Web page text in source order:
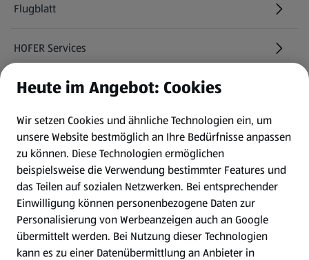
Flugblatt
HOFER Services
Newsletter
WhatsApp
Gewinnspiele
Mein HOFER. Meine Einkäufe.
Meine Meinung. Mein HOFER.
Heute im Angebot: Cookies
Wir setzen Cookies und ähnliche Technologien ein, um
unsere Website bestmöglich an Ihre Bedürfnisse anpassen
zu können. Diese Technologien ermöglichen
beispielsweise die Verwendung bestimmter Features und
das Teilen auf sozialen Netzwerken. Bei entsprechender
Einwilligung können personenbezogene Daten zur
Personalisierung von Werbeanzeigen auch an Google
übermittelt werden. Bei Nutzung dieser Technologien
kann es zu einer Datenübermittlung an Anbieter in